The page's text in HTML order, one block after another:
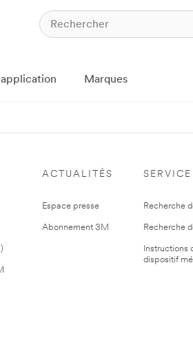
Marques
ACTUALITÉS
Espace presse
Abonnement 3M
SERVICE
Recherche
Recherche
Instructions
dispositif